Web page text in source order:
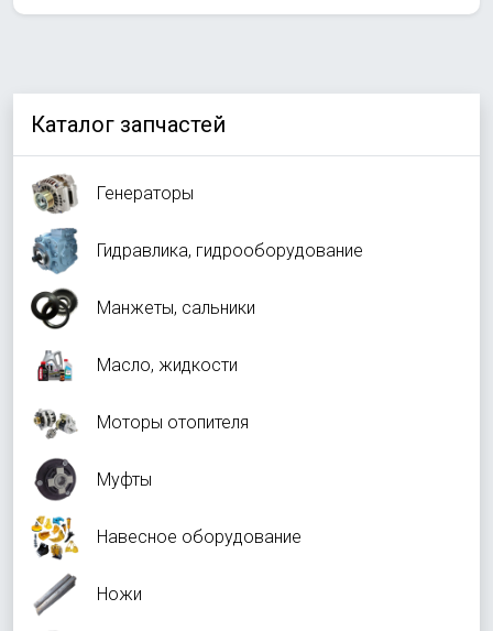
Каталог запчастей
Генераторы
Гидравлика, гидрооборудование
Манжеты, сальники
Масло, жидкости
Моторы отопителя
Муфты
Навесное оборудование
Ножи